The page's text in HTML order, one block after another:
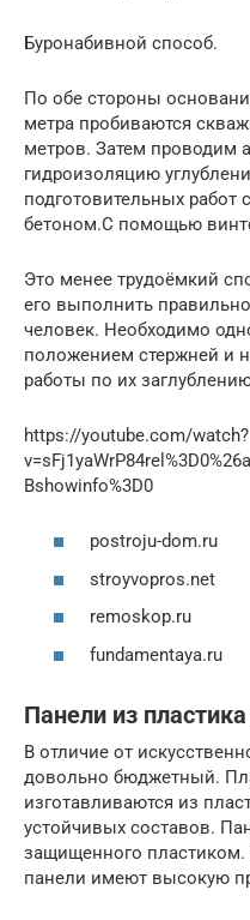
Буронабивной способ.
По обе стороны
метра пробиваются
метров. Затем проводим
гидроизоляцию
подготовительных
бетоном.С помощью
Это менее трудоёмкий
его выполнить
человек. Необходимо
положением стержней и
работы по их
https://youtube.com/watch?
Bshowinfo%3D0
postroju-dom.ru
stroyvopros.net
remoskop.ru
fundamentaya.ru
Панели из
В отличие от
довольно бюджетный.
изготавливаются из
устойчивых составов.
защищенного пластиком.
панели имеют высокую